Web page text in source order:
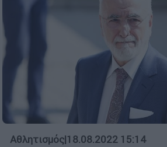
Αθλητισμός|18.08.2022 15:14